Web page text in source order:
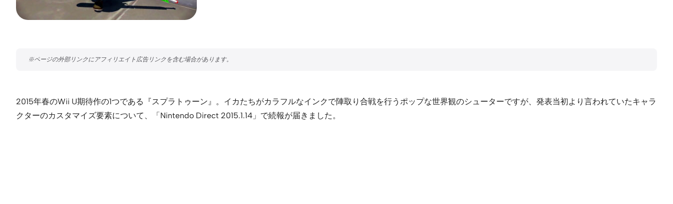
2015年春のWii U期待作の1つである『スプラトゥーン』。イカたちがカラフルなインクで陣取り合戦を行うポップな世界観のシューターですが、発表当初より言われていたキャラ
クターのカスタマイズ要素について、「Nintendo Direct 2015.1.14」で続報が届きました。